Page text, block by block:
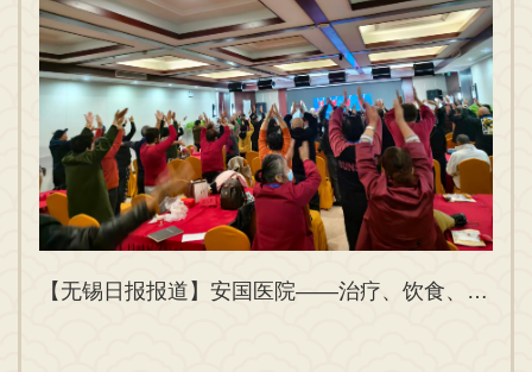
【无锡日报报道】安国医院——治疗、饮食、运动系统应对，告别“甜蜜的负担”